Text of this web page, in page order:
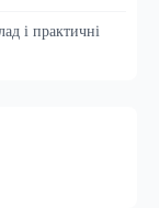
і практичні